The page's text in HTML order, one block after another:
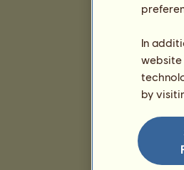
In
website
by